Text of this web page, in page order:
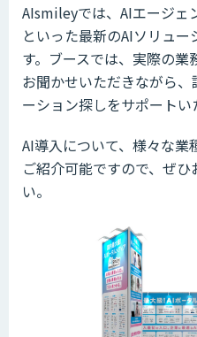
AIsmileyでは、AIエージェ
といった最新のAIソリュ
す。ブースでは、実際の
お聞かせいただきながら
ーション探しをサポートい
AI導入について、様々な
ご紹介可能ですので、ぜ
い。